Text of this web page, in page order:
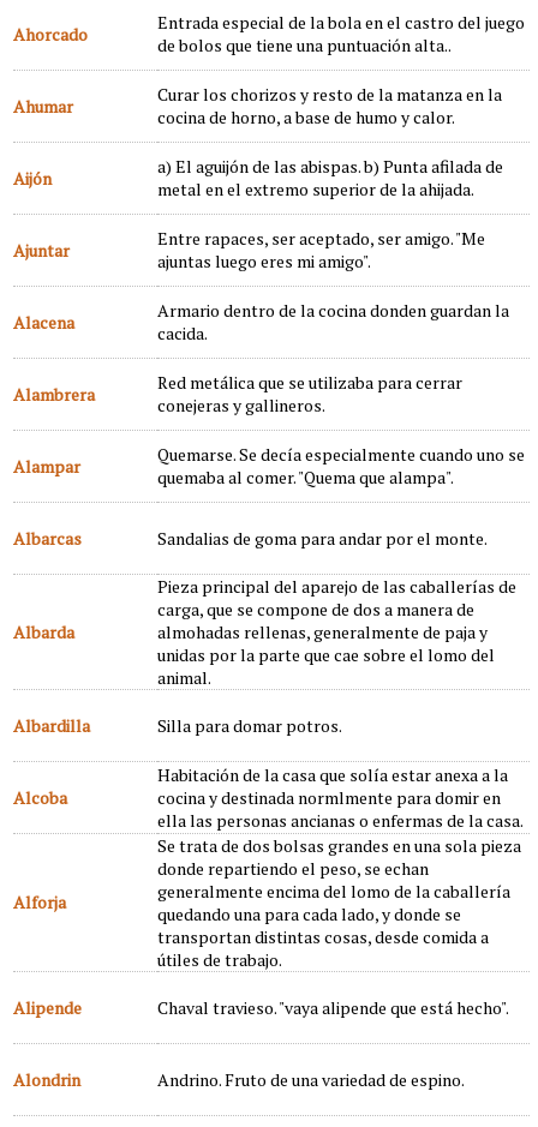
Ahorcado
Entrada especial de la bola en el castro del juego
de bolos que tiene una puntuación alta..
Ahumar
Curar los chorizos y resto de la matanza en la
cocina de horno, a base de humo y calor.
Aijón
a) El aguijón de las abispas. b) Punta afilada de
metal en el extremo superior de la ahijada.
Ajuntar
Entre rapaces, ser aceptado, ser amigo. "Me
ajuntas luego eres mi amigo".
Alacena
Armario dentro de la cocina donden guardan la
cacida.
Alambrera
Red metálica que se utilizaba para cerrar
conejeras y gallineros.
Alampar
Quemarse. Se decía especialmente cuando uno se
quemaba al comer. "Quema que alampa".
Albarcas Sandalias de goma para andar por el monte.
Albarda
Pieza principal del aparejo de las caballerías de
carga, que se compone de dos a manera de
almohadas rellenas, generalmente de paja y
unidas por la parte que cae sobre el lomo del
animal.
Albardilla Silla para domar potros.
Alcoba
Habitación de la casa que solía estar anexa a la
cocina y destinada normlmente para domir en
ella las personas ancianas o enfermas de la casa.
Alforja
Se trata de dos bolsas grandes en una sola pieza
donde repartiendo el peso, se echan
generalmente encima del lomo de la caballería
quedando una para cada lado, y donde se
transportan distintas cosas, desde comida a
útiles de trabajo.
Alipende Chaval travieso. "vaya alipende que está hecho".
Alondrin Andrino. Fruto de una variedad de espino.